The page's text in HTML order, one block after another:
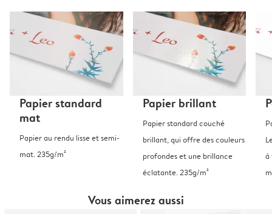
Papier standard
mat
Papier au rendu lisse et semi-
mat. 235g/m²
Papier brillant
Papier standard couché
brillant, qui offre des couleurs
profondes et une brillance
éclatante. 235g/m²
à
Vous aimerez aussi